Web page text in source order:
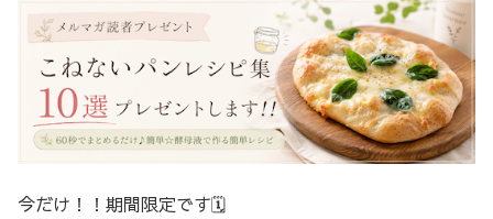
今だけ！！期間限定です🗓️